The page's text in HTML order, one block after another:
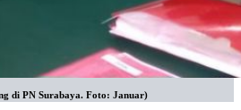
di PN Surabaya. Foto: Januar)